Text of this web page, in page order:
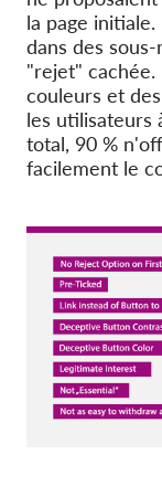
la page
dans des
"rejet" cachée.
couleurs et
les utilisateurs
total, 90 %
facilement le